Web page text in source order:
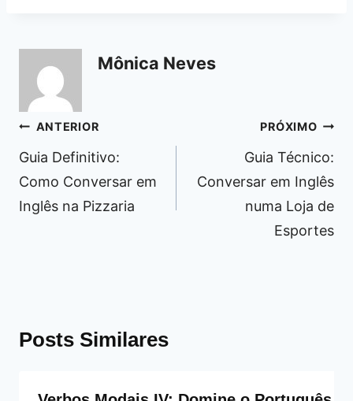
Mônica Neves
Navegação
de
Post
ANTERIOR
Guia Definitivo:
Como Conversar em
Inglês na Pizzaria
PRÓXIMO
Guia Técnico:
Conversar em Inglês
numa Loja de
Esportes
Posts Similares